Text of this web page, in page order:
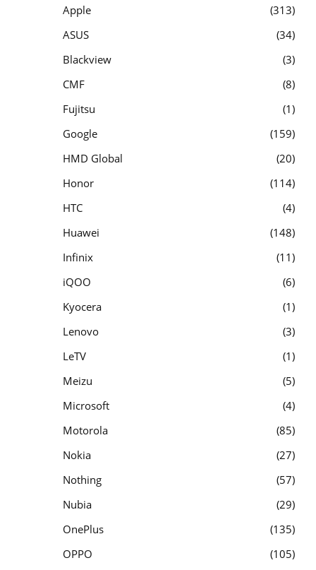
Apple
313
ASUS
34
Blackview
3
CMF
8
Fujitsu
1
Google
159
HMD Global
20
Honor
114
HTC
4
Huawei
148
Infinix
11
iQOO
6
Kyocera
1
Lenovo
3
LeTV
1
Meizu
5
Microsoft
4
Motorola
85
Nokia
27
Nothing
57
Nubia
29
OnePlus
135
OPPO
105